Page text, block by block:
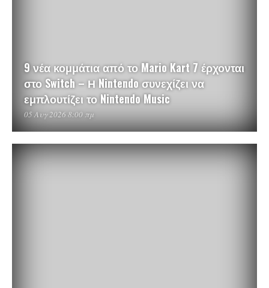
9 νέα κομμάτια από το Mario Kart 7 έρχονται
στο Switch – Η Nintendo συνεχίζει να
εμπλουτίζει το Nintendo Music
05 Αυγ 2026 8:00 πμ